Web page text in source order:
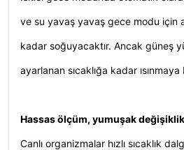
ve su yavaş yavaş gece modu için
kadar soğuyacaktır. Ancak güneş
ayarlanan sıcaklığa kadar
Hassas ölçüm, yumuşak
Canlı organizmalar hızlı sıcaklık